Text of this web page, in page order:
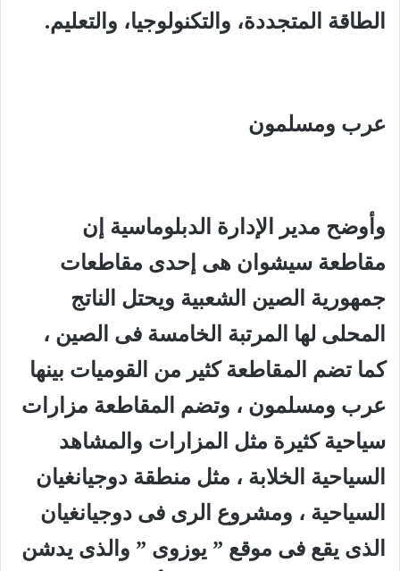
الطاقة المتجددة، والتكنولوجيا، والتعليم.
عرب ومسلمون
وأوضح مدير الإدارة الدبلوماسية إن
مقاطعة سيشوان هى إحدى مقاطعات
جمهورية الصين الشعبية ويحتل الناتج
المحلى لها المرتبة الخامسة فى الصين ،
كما تضم المقاطعة كثير من القوميات بينها
عرب ومسلمون ، وتضم المقاطعة مزارات
سياحية كثيرة مثل المزارات والمشاهد
السياحية الخلابة ، مثل منطقة دوجيانغيان
السياحية ، ومشروع الرى فى دوجيانغيان
الذى يقع فى موقع ” يوزوى ” والذى يدشن